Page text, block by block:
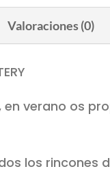
Valoraciones (0)
en verano os
los rincones